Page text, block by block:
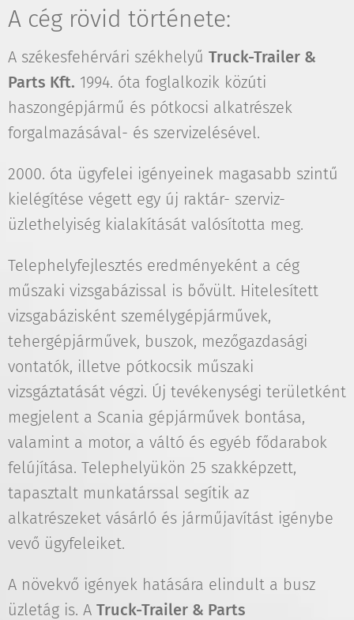
A cég rövid története:
A székesfehérvári székhelyű Truck-Trailer &
Parts Kft. 1994. óta foglalkozik közúti
haszongépjármű és pótkocsi alkatrészek
forgalmazásával- és szervizelésével.
2000. óta ügyfelei igényeinek magasabb szintű
kielégítése végett egy új raktár- szerviz-
üzlethelyiség kialakítását valósította meg.
Telephelyfejlesztés eredményeként a cég
műszaki vizsgabázissal is bővült. Hitelesített
vizsgabázisként személygépjárművek,
tehergépjárművek, buszok, mezőgazdasági
vontatók, illetve pótkocsik műszaki
vizsgáztatását végzi. Új tevékenységi területként
megjelent a Scania gépjárművek bontása,
valamint a motor, a váltó és egyéb fődarabok
felújítása. Telephelyükön 25 szakképzett,
tapasztalt munkatárssal segítik az
alkatrészeket vásárló és járműjavítást igénybe
vevő ügyfeleiket.
A növekvő igények hatására elindult a busz
üzletág is. A Truck-Trailer & Parts